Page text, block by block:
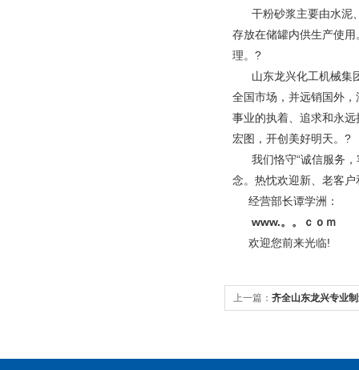
干粉砂浆主要由水泥
存放在储罐内供生产使
理。 ?
山东龙兴化工机械集团
全国市场，并远销国外
事业的执着、追求和永
宏图，开创美好明天。 ?
我们恪守“诚信服务，
念。热忱欢迎新、老客
经营部长谭学洲：
www.。。ｃｏｍ
欢迎您前来光临!
上一篇： 齐全山东龙兴专业